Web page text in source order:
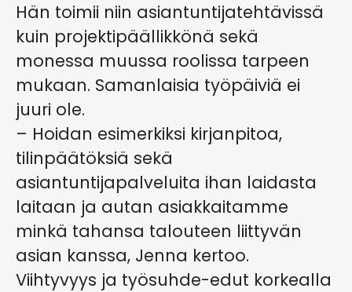
Hän toimii niin asiantuntijatehtävissä
kuin projektipäällikkönä sekä
monessa muussa roolissa tarpeen
mukaan. Samanlaisia työpäiviä ei
juuri ole.
– Hoidan esimerkiksi kirjanpitoa,
tilinpäätöksiä sekä
asiantuntijapalveluita ihan laidasta
laitaan ja autan asiakkaitamme
minkä tahansa talouteen liittyvän
asian kanssa, Jenna kertoo.
Viihtyvyys ja työsuhde-edut korkealla